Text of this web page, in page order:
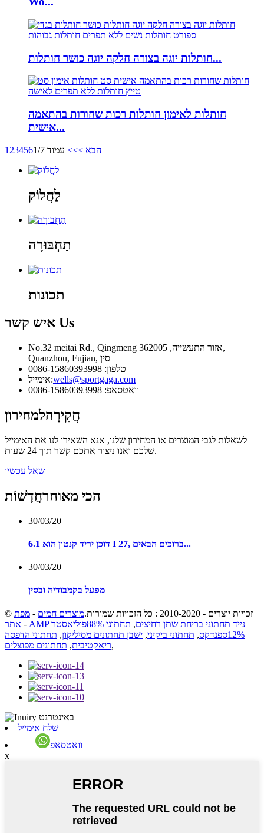
חותלות יוגה בצורה חלקה יוגה כושר חותלות...
חותלות לאימון חותלות רכות שחורות בהתאמה
אישית...
1 23456 הבא >>> עמוד 1/7
לַחֲלוֹק
תַחְבּוּרָה
תכונות
איש קשר Us
No.32 meitai Rd., Qingmeng אזור התעשייה, 362005,
Quanzhou, Fujian, סין
טלפון: 0086-15860393998
אימייל:wells@sportgaga.com
וואטסאפ: 0086-15860393998
חֲקִירָהלמחירון
לשאלות לגבי המוצרים או המחירון שלנו, אנא השאירו לנו את האימייל
שלכם ואנו ניצור אתכם קשר תוך 24 שעות.
שאל עכשיו
הכי מאוחרחֲדָשׁוֹת
30/03/20
דוכן יריד קנטון הוא 6.1 I 27, ברוכים הבאים...
30/03/20
מפעל בקמבודיה ובסין
© זכויות יוצרים - 2010-2020 : כל הזכויות שמורות. מוצרים חמים - מפת
אתר - AMP נייד תחתוני בריחת שתן רחיצים,
תחתוני 88%פוליאסטר
12%ספנדקס
, תחתוני ביקיני, ישבן תחתונים מסיליקון, תחתוני הדפסה
ריאקטיבית, תחתונים מפוצלים ,
שלח אימייל
וואטסאפ
x